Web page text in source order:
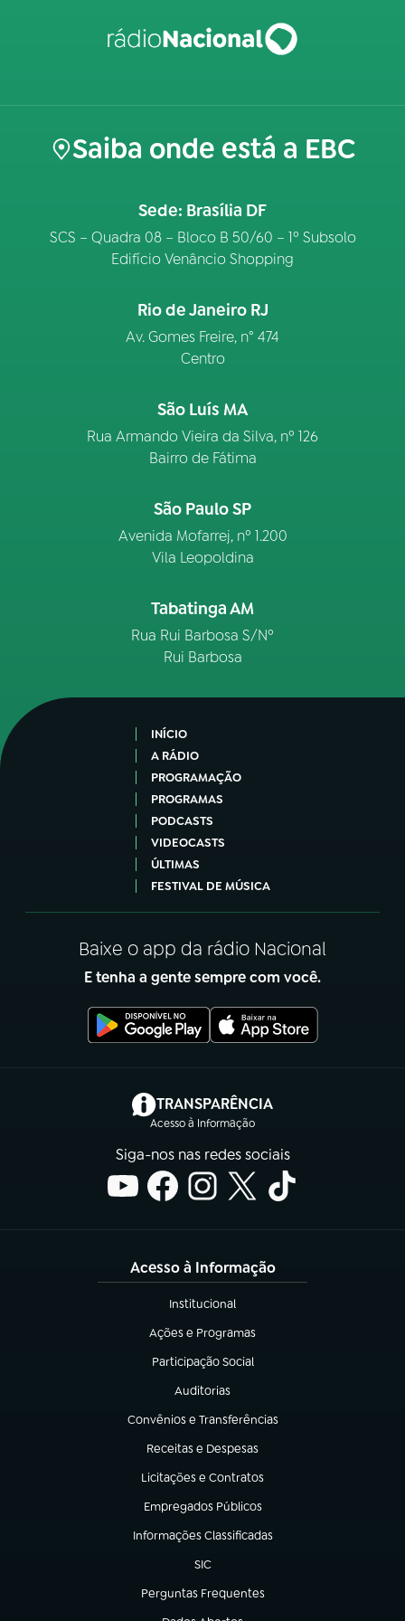
Saiba onde está a EBC
Sede: Brasília DF
SCS – Quadra 08 – Bloco B 50/60 – 1º Subsolo
Edifício Venâncio Shopping
Rio de Janeiro RJ
Av. Gomes Freire, n° 474
Centro
São Luís MA
Rua Armando Vieira da Silva, nº 126
Bairro de Fátima
São Paulo SP
Avenida Mofarrej, nº 1.200
Vila Leopoldina
Tabatinga AM
Rua Rui Barbosa S/Nº
Rui Barbosa
INÍCIO
A RÁDIO
PROGRAMAÇÃO
PROGRAMAS
PODCASTS
VIDEOCASTS
ÚLTIMAS
FESTIVAL DE MÚSICA
Baixe o app da rádio Nacional
E tenha a gente sempre com você.
TRANSPARÊNCIA
Acesso à Informação
(abre em nova aba)
Siga-nos nas redes sociais
Acesso à Informação
Institucional
(abre em nova aba)
Ações e Programas
(abre em nova aba)
Participação Social
(abre em nova aba)
Auditorias
(abre em nova aba)
Convênios e Transferências
(abre em nova aba)
Receitas e Despesas
(abre em nova aba)
Licitações e Contratos
(abre em nova aba)
Empregados Públicos
(abre em nova aba)
Informações Classificadas
(abre em nova aba)
SIC
(abre em nova aba)
Perguntas Frequentes
(abre em nova aba)